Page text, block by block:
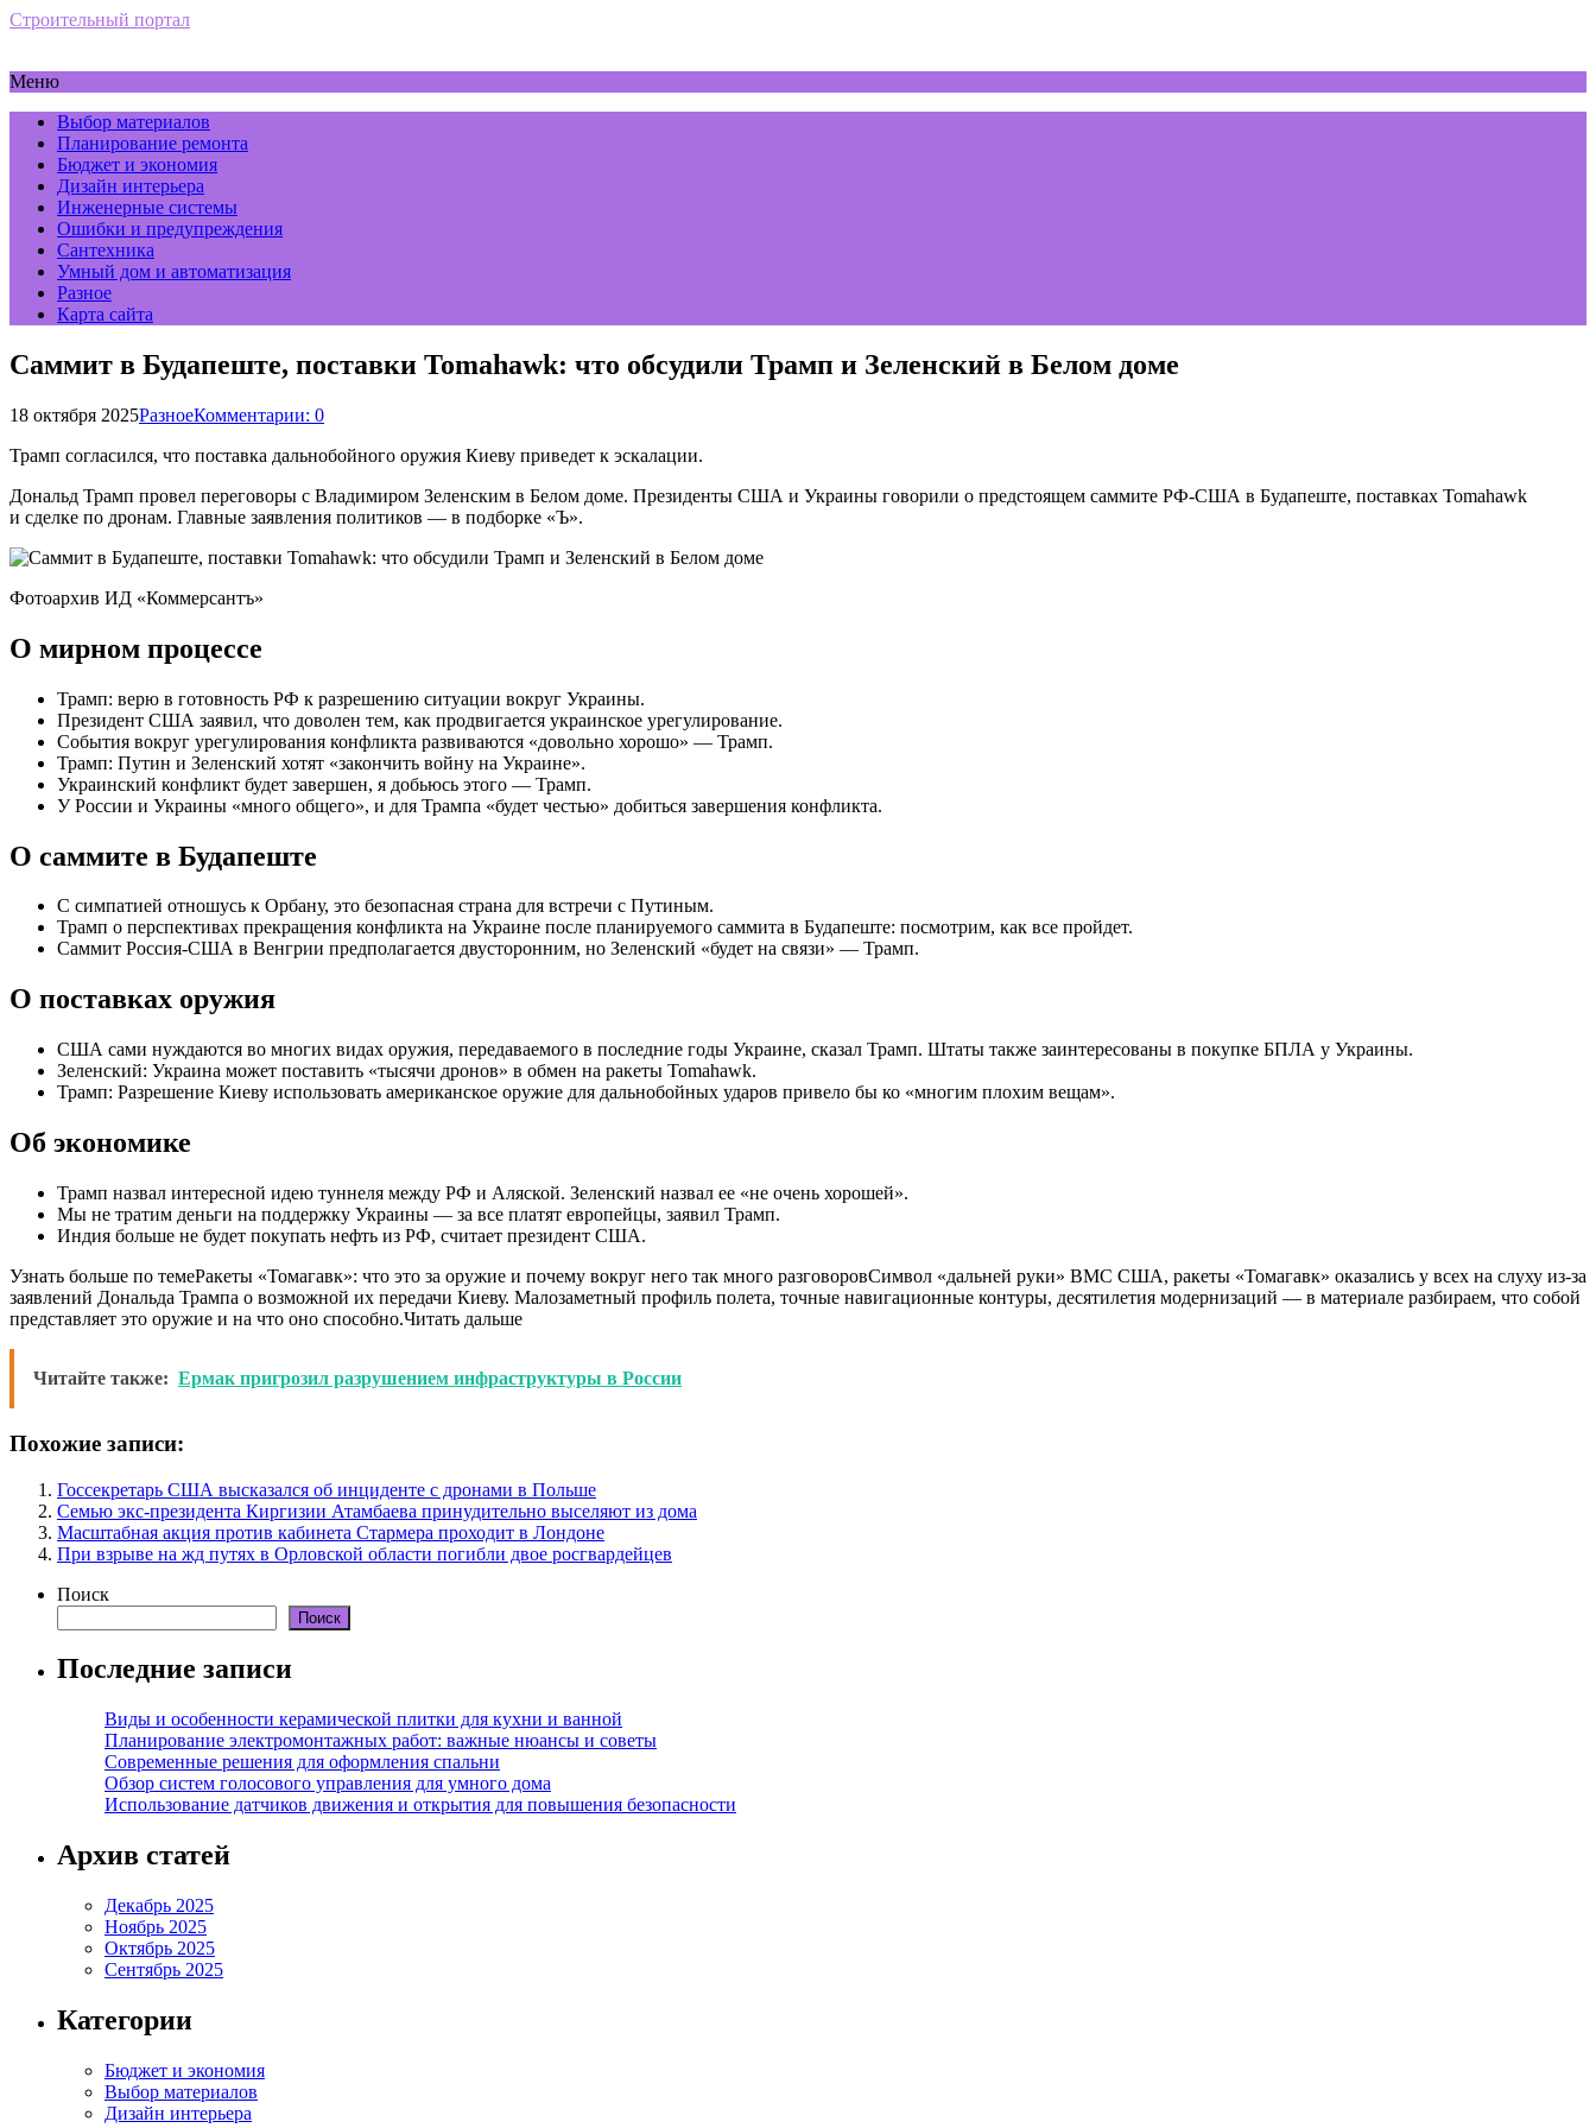
Строительный портал
Меню
Выбор материалов
Планирование ремонта
Бюджет и экономия
Дизайн интерьера
Инженерные системы
Ошибки и предупреждения
Сантехника
Умный дом и автоматизация
Разное
Карта сайта
Саммит в Будапеште, поставки Tomahawk: что обсудили Трамп и Зеленский в Белом доме
18 октября 2025РазноеКомментарии: 0
Трамп согласился, что поставка дальнобойного оружия Киеву приведет к эскалации.
Дональд Трамп провел переговоры с Владимиром Зеленским в Белом доме. Президенты США и Украины говорили о предстоящем саммите РФ-США в Будапеште, поставках Tomahawk
и сделке по дронам. Главные заявления политиков — в подборке «Ъ».
Фотоархив ИД «Коммерсантъ»
О мирном процессе
Трамп: верю в готовность РФ к разрешению ситуации вокруг Украины.
Президент США заявил, что доволен тем, как продвигается украинское урегулирование.
События вокруг урегулирования конфликта развиваются «довольно хорошо» — Трамп.
Трамп: Путин и Зеленский хотят «закончить войну на Украине».
Украинский конфликт будет завершен, я добьюсь этого — Трамп.
У России и Украины «много общего», и для Трампа «будет честью» добиться завершения конфликта.
О саммите в Будапеште
С симпатией отношусь к Орбану, это безопасная страна для встречи с Путиным.
Трамп о перспективах прекращения конфликта на Украине после планируемого саммита в Будапеште: посмотрим, как все пройдет.
Саммит Россия-США в Венгрии предполагается двусторонним, но Зеленский «будет на связи» — Трамп.
О поставках оружия
США сами нуждаются во многих видах оружия, передаваемого в последние годы Украине, сказал Трамп. Штаты также заинтересованы в покупке БПЛА у Украины.
Зеленский: Украина может поставить «тысячи дронов» в обмен на ракеты Tomahawk.
Трамп: Разрешение Киеву использовать американское оружие для дальнобойных ударов привело бы ко «многим плохим вещам».
Об экономике
Трамп назвал интересной идею туннеля между РФ и Аляской. Зеленский назвал ее «не очень хорошей».
Мы не тратим деньги на поддержку Украины — за все платят европейцы, заявил Трамп.
Индия больше не будет покупать нефть из РФ, считает президент США.
Узнать больше по темеРакеты «Томагавк»: что это за оружие и почему вокруг него так много разговоровСимвол «дальней руки» ВМС США, ракеты «Томагавк» оказались у всех на слуху из-за
заявлений Дональда Трампа о возможной их передачи Киеву. Малозаметный профиль полета, точные навигационные контуры, десятилетия модернизаций — в материале разбираем, что собой
представляет это оружие и на что оно способно.Читать дальше
Читайте также: Ермак пригрозил разрушением инфраструктуры в России
Похожие записи:
Госсекретарь США высказался об инциденте с дронами в Польше
Семью экс-президента Киргизии Атамбаева принудительно выселяют из дома
Масштабная акция против кабинета Стармера проходит в Лондоне
При взрыве на жд путях в Орловской области погибли двое росгвардейцев
Поиск
Поиск
Последние записи
Виды и особенности керамической плитки для кухни и ванной
Планирование электромонтажных работ: важные нюансы и советы
Современные решения для оформления спальни
Обзор систем голосового управления для умного дома
Использование датчиков движения и открытия для повышения безопасности
Архив статей
Декабрь 2025
Ноябрь 2025
Октябрь 2025
Сентябрь 2025
Категории
Бюджет и экономия
Выбор материалов
Дизайн интерьера